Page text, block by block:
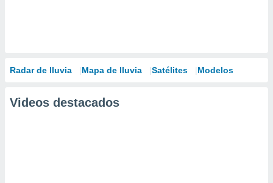
Radar de lluvia Mapa de lluvia Satélites Modelos
Videos destacados